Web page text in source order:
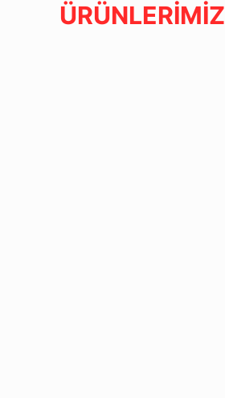
ÜRÜNLERİMİZ